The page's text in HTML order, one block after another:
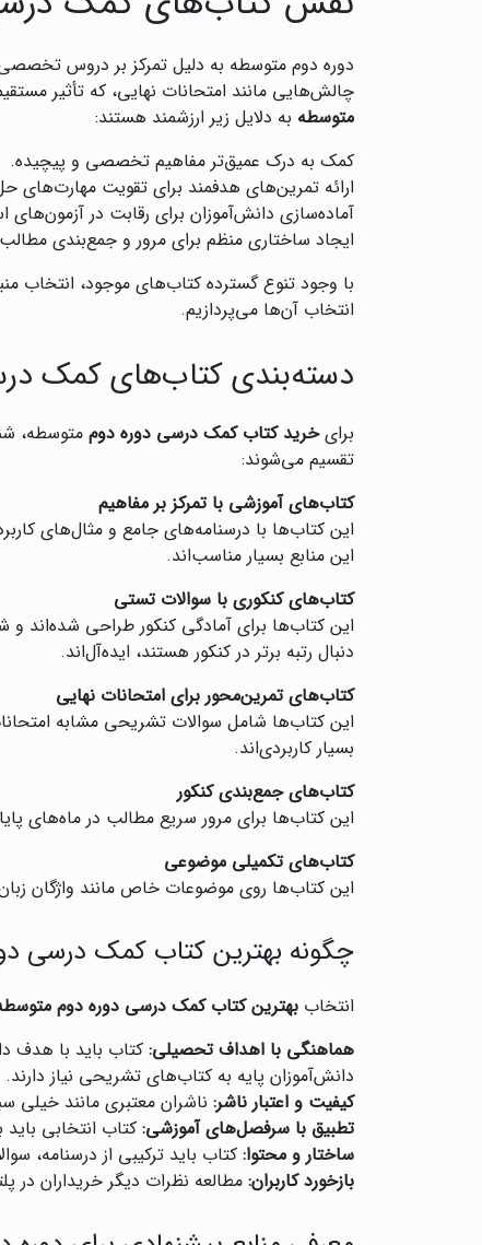
دوره دوم متوسطه به دلیل تمرکز بر دروس
چالش‌هایی مانند امتحانات نهایی، که تأثیر
متوسطه به دلایل زیر ارزشمند هستند:
کمک به درک عمیق‌تر مفاهیم تخصصی و پیچیده.
ارائه تمرین‌های هدفمند برای تقویت مهارت‌های
آماده‌سازی دانش‌آموزان برای رقابت در آزمون‌های
ایجاد ساختاری منظم برای مرور و جمع‌بندی
با وجود تنوع گسترده کتاب‌های موجود، انتخاب
انتخاب آن‌ها می‌پردازیم.
دسته‌بندی کتاب‌های کمک
برایخرید کتاب کمک درسی دوره دوم متوسطه،
تقسیم می‌شوند:
کتاب‌های آموزشی با تمرکز بر مفاهیم
این کتاب‌ها با درسنامه‌های جامع و مثال‌های
این منابع بسیار مناسب‌اند.
کتاب‌های کنکوری با سوالات تستی
این کتاب‌ها برای آمادگی کنکور طراحی شده‌اند و
دنبال رتبه برتر در کنکور هستند، ایده‌آل‌اند.
کتاب‌های تمرین‌محور برای امتحانات نهایی
این کتاب‌ها شامل سوالات تشریحی مشابه
بسیار کاربردی‌اند.
کتاب‌های جمع‌بندی کنکور
این کتاب‌ها برای مرور سریع مطالب در ماه‌های
کتاب‌های تکمیلی موضوعی
این کتاب‌ها روی موضوعات خاص مانند واژگان
چگونه بهترین کتاب کمک درسی
انتخاب بهترین کتاب کمک درسی دوره دوم
هماهنگی با اهداف تحصیلی: کتاب باید با هدف
دانش‌آموزان پایه به کتاب‌های تشریحی نیاز دارند.
کیفیت و اعتبار ناشر: ناشران معتبری مانند خیلی
تطبیق با سرفصل‌های آموزشی: کتاب انتخابی
ساختار و محتوا: کتاب باید ترکیبی از درسنامه،
بازخورد کاربران: مطالعه نظرات دیگر خریداران در